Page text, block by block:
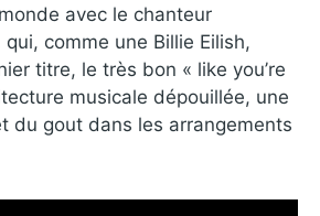
avec le chanteur
comme une Billie Eilish,
titre, le très bon « like you’re
musicale dépouillée, une
du gout dans les arrangements